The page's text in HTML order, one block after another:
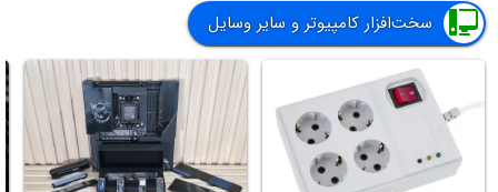
سخت‌افزار کامپیوتر و سایر وسایل